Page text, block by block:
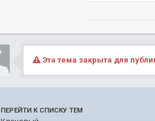
Эта тема закрыта для
ПЕРЕЙТИ К СПИСКУ ТЕМ